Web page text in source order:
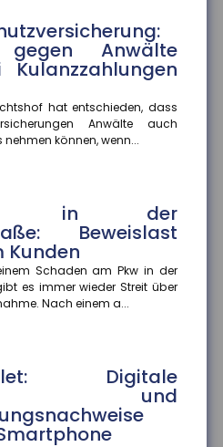
gegen Anwälte
hat entschieden, dass
Anwälte auch
können, wenn...
in der
Beweislast
Kunden
Schaden am Pkw in der
es immer wieder Streit über
Nach einem a...
Digitale
und
plant die Einführung einer
Kinder ab sechs Jahren. Die
bei
kann einen Reisemangel
Mängelansprüchen führen. Das
urte...
über KI: Risiko
selten selbst ? das könnte